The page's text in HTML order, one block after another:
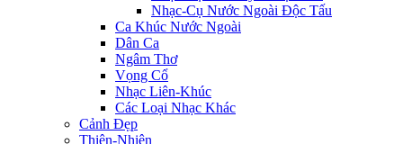
Nhạc-Cụ Nước Ngoài Độc Tấu
Ca Khúc Nước Ngoài
Dân Ca
Ngâm Thơ
Vọng Cổ
Nhạc Liên-Khúc
Các Loại Nhạc Khác
Cảnh Đẹp
Thiên-Nhiên